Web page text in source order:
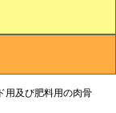
用及び肥料用の肉骨